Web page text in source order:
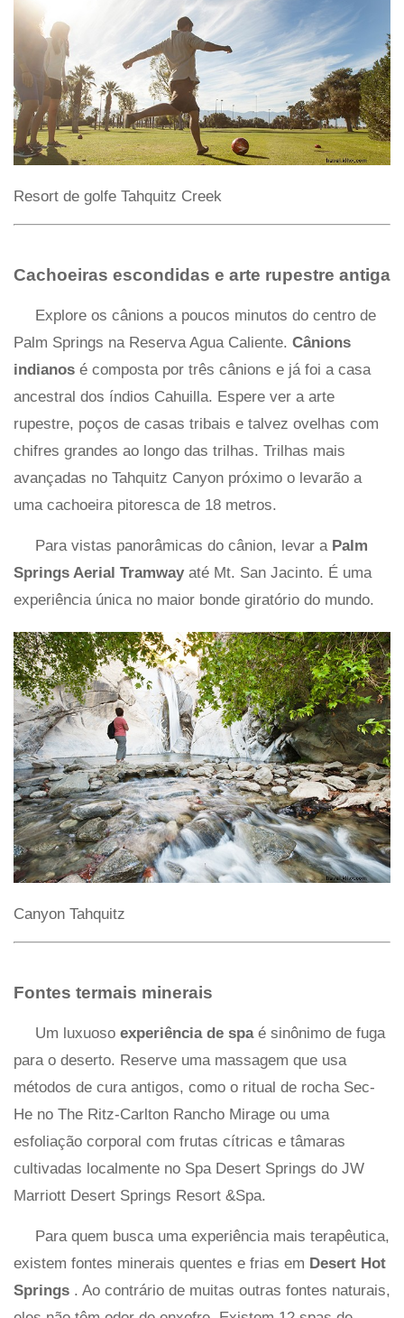
Resort de golfe Tahquitz Creek
Cachoeiras escondidas e arte rupestre antiga
Explore os cânions a poucos minutos do centro de
Palm Springs na Reserva Agua Caliente. Cânions
indianos é composta por três cânions e já foi a casa
ancestral dos índios Cahuilla. Espere ver a arte
rupestre, poços de casas tribais e talvez ovelhas com
chifres grandes ao longo das trilhas. Trilhas mais
avançadas no Tahquitz Canyon próximo o levarão a
uma cachoeira pitoresca de 18 metros.
Para vistas panorâmicas do cânion, levar a Palm
Springs Aerial Tramway até Mt. San Jacinto. É uma
experiência única no maior bonde giratório do mundo.
Canyon Tahquitz
Fontes termais minerais
Um luxuoso experiência de spa é sinônimo de fuga
para o deserto. Reserve uma massagem que usa
métodos de cura antigos, como o ritual de rocha Sec-
He no The Ritz-Carlton Rancho Mirage ou uma
esfoliação corporal com frutas cítricas e tâmaras
cultivadas localmente no Spa Desert Springs do JW
Marriott Desert Springs Resort &Spa.
Para quem busca uma experiência mais terapêutica,
existem fontes minerais quentes e frias em Desert Hot
Springs . Ao contrário de muitas outras fontes naturais,